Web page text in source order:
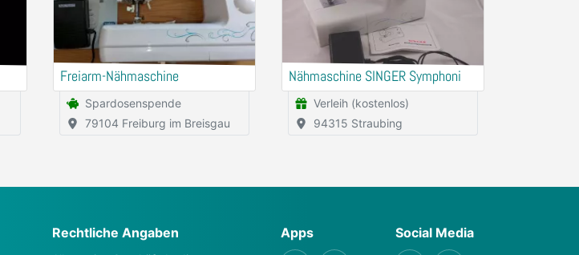
Freiarm-Nähmaschine
Spardosenspende
79104 Freiburg im Breisgau
Nähmaschine SINGER Symphoni
Verleih (kostenlos)
94315 Straubing
Rechtliche Angaben Apps Social Media